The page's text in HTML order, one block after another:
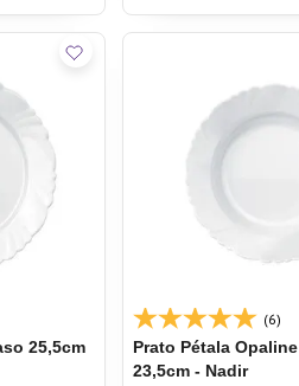
25,5cm
(6)
Prato Pétala Opaline
23,5cm - Nadir